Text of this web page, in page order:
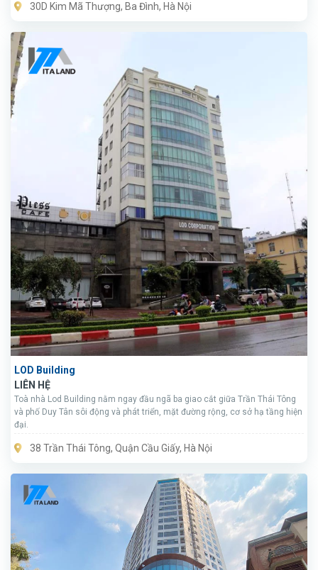
30D Kim Mã Thượng, Ba Đình, Hà Nội
LOD Building
LIÊN HỆ
Toà nhà Lod Building nằm ngay đầu ngã ba giao cắt giữa Trần Thái Tông
và phố Duy Tân sôi động và phát triển, mặt đường rộng, cơ sở hạ tầng hiện
đại.
38 Trần Thái Tông, Quận Cầu Giấy, Hà Nội